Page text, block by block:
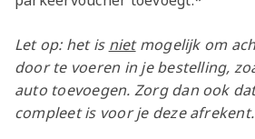
Let op: het is nietmogelijk om
door te voeren in je bestelling,
auto toevoegen. Zorg dan ook
compleet is voor je deze afrekent.